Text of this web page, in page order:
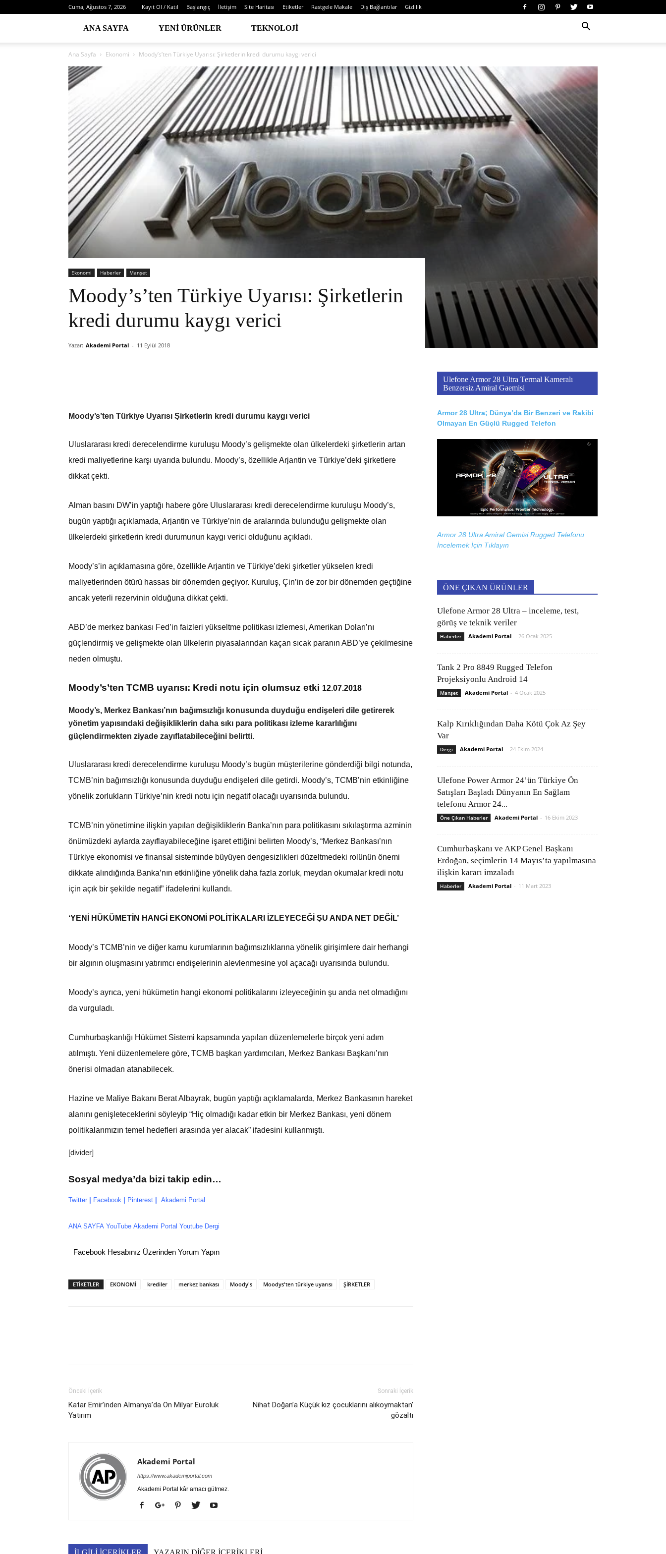
Cuma, Ağustos 7, 2026 Kayıt Ol / Katıl Başlangıç İletişim Site Haritası Etiketler Rastgele Makale Dış Bağlantılar Gizlilik
ANA SAYFA YENI ÜRÜNLER TEKNOLOJI
Ana Sayfa Ekonomi Moody’s’ten Türkiye Uyarısı: Şirketlerin kredi durumu kaygı verici
Ekonomi Haberler Manşet
Moody’s’ten Türkiye Uyarısı: Şirketlerin
kredi durumu kaygı verici
Yazar: Akademi Portal - 11 Eylül 2018
Moody’s’ten Türkiye Uyarısı Şirketlerin kredi durumu kaygı verici
Uluslararası kredi derecelendirme kuruluşu Moody’s gelişmekte olan ülkelerdeki şirketlerin artan
kredi maliyetlerine karşı uyarıda bulundu. Moody’s, özellikle Arjantin ve Türkiye’deki şirketlere
dikkat çekti.
Alman basını DW’in yaptığı habere göre Uluslararası kredi derecelendirme kuruluşu Moody’s,
bugün yaptığı açıklamada, Arjantin ve Türkiye’nin de aralarında bulunduğu gelişmekte olan
ülkelerdeki şirketlerin kredi durumunun kaygı verici olduğunu açıkladı.
Moody’s’in açıklamasına göre, özellikle Arjantin ve Türkiye’deki şirketler yükselen kredi
maliyetlerinden ötürü hassas bir dönemden geçiyor. Kuruluş, Çin’in de zor bir dönemden geçtiğine
ancak yeterli rezervinin olduğuna dikkat çekti.
ABD’de merkez bankası Fed’in faizleri yükseltme politikası izlemesi, Amerikan Doları’nı
güçlendirmiş ve gelişmekte olan ülkelerin piyasalarından kaçan sıcak paranın ABD’ye çekilmesine
neden olmuştu.
Moody’s’ten TCMB uyarısı: Kredi notu için olumsuz etki 12.07.2018
Moody’s, Merkez Bankası’nın bağımsızlığı konusunda duyduğu endişeleri dile getirerek
yönetim yapısındaki değişikliklerin daha sıkı para politikası izleme kararlılığını
güçlendirmekten ziyade zayıflatabileceğini belirtti.
Uluslararası kredi derecelendirme kuruluşu Moody’s bugün müşterilerine gönderdiği bilgi notunda,
TCMB’nin bağımsızlığı konusunda duyduğu endişeleri dile getirdi. Moody’s, TCMB’nin etkinliğine
yönelik zorlukların Türkiye’nin kredi notu için negatif olacağı uyarısında bulundu.
TCMB’nin yönetimine ilişkin yapılan değişikliklerin Banka’nın para politikasını sıkılaştırma azminin
önümüzdeki aylarda zayıflayabileceğine işaret ettiğini belirten Moody’s, “Merkez Bankası’nın
Türkiye ekonomisi ve finansal sisteminde büyüyen dengesizlikleri düzeltmedeki rolünün önemi
dikkate alındığında Banka’nın etkinliğine yönelik daha fazla zorluk, meydan okumalar kredi notu
için açık bir şekilde negatif” ifadelerini kullandı.
‘YENİ HÜKÜMETİN HANGİ EKONOMİ POLİTİKALARI İZLEYECEĞİ ŞU ANDA NET DEĞİL’
Moody’s TCMB’nin ve diğer kamu kurumlarının bağımsızlıklarına yönelik girişimlere dair herhangi
bir algının oluşmasını yatırımcı endişelerinin alevlenmesine yol açacağı uyarısında bulundu.
Moody’s ayrıca, yeni hükümetin hangi ekonomi politikalarını izleyeceğinin şu anda net olmadığını
da vurguladı.
Cumhurbaşkanlığı Hükümet Sistemi kapsamında yapılan düzenlemelerle birçok yeni adım
atılmıştı. Yeni düzenlemelere göre, TCMB başkan yardımcıları, Merkez Bankası Başkanı’nın
önerisi olmadan atanabilecek.
Hazine ve Maliye Bakanı Berat Albayrak, bugün yaptığı açıklamalarda, Merkez Bankasının hareket
alanını genişleteceklerini söyleyip “Hiç olmadığı kadar etkin bir Merkez Bankası, yeni dönem
politikalarımızın temel hedefleri arasında yer alacak” ifadesini kullanmıştı.
[divider]
Sosyal medya’da bizi takip edin…
Twitter Facebook Pinterest Akademi Portal
ANA SAYFA YouTube Akademi Portal Youtube Dergi
Facebook Hesabınız Üzerinden Yorum Yapın
ETİKETLER EKONOMİ krediler merkez bankası Moody's Moodys'ten türkiye uyarısı ŞİRKETLER
Önceki İçerik
Katar Emir’inden Almanya’da On Milyar Euroluk
Yatırım
Sonraki İçerik
Nihat Doğan’a Küçük kız çocuklarını alıkoymaktan’
gözaltı
Akademi Portal
https://www.akademiportal.com
Akademi Portal kâr amacı gütmez.
Ulefone Armor 28 Ultra Termal Kameralı
Benzersiz Amiral Gaemisi
Armor 28 Ultra; Dünya’da Bir Benzeri ve Rakibi
Olmayan En Güçlü Rugged Telefon
Armor 28 Ultra Amiral Gemisi Rugged Telefonu
İncelemek İçin Tıklayın
ÖNE ÇIKAN ÜRÜNLER
Ulefone Armor 28 Ultra – inceleme, test,
görüş ve teknik veriler
Haberler Akademi Portal - 26 Ocak 2025
Tank 2 Pro 8849 Rugged Telefon
Projeksiyonlu Android 14
Manşet Akademi Portal - 4 Ocak 2025
Kalp Kırıklığından Daha Kötü Çok Az Şey
Var
Dergi Akademi Portal - 24 Ekim 2024
Ulefone Power Armor 24’ün Türkiye Ön
Satışları Başladı Dünyanın En Sağlam
telefonu Armor 24...
Öne Çıkan Haberler Akademi Portal - 16 Ekim 2023
Cumhurbaşkanı ve AKP Genel Başkanı
Erdoğan, seçimlerin 14 Mayıs’ta yapılmasına
ilişkin kararı imzaladı
Haberler Akademi Portal - 11 Mart 2023